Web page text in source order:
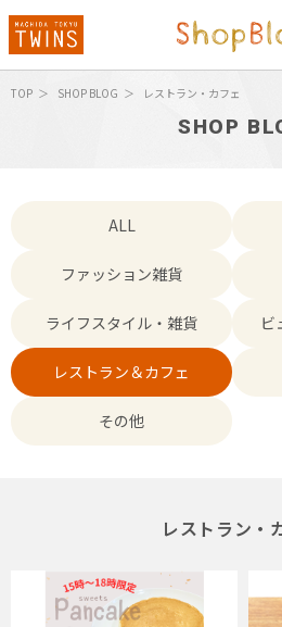
TOP SHOP BLOG レストラン・カフェ
SHOP
ALL
ファッション雑貨
ライフスタイル・雑貨 ビ
レストラン＆カフェ
その他
レストラン・